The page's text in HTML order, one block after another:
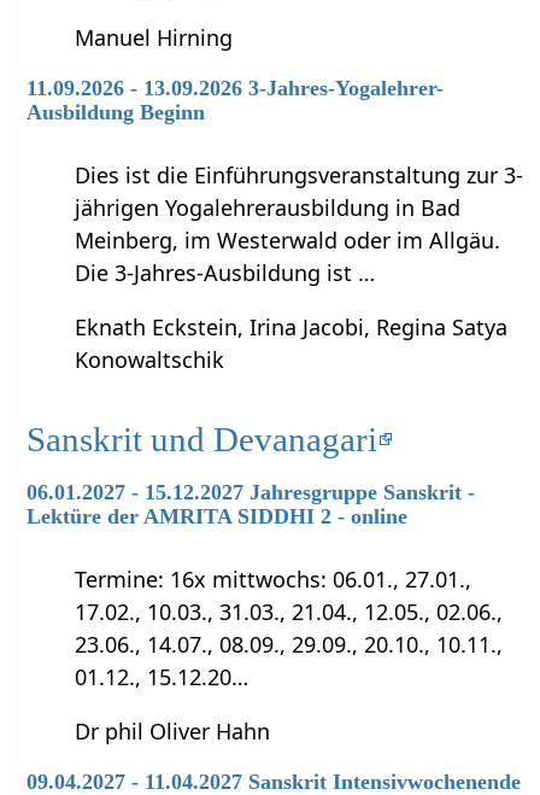
Manuel Hirning
11.09.2026 - 13.09.2026 3-Jahres-Yogalehrer-
Ausbildung Beginn
Dies ist die Einführungsveranstaltung zur 3-
jährigen Yogalehrerausbildung in Bad
Meinberg, im Westerwald oder im Allgäu.
Die 3-Jahres-Ausbildung ist …
Eknath Eckstein, Irina Jacobi, Regina Satya
Konowaltschik
Sanskrit und Devanagari
06.01.2027 - 15.12.2027 Jahresgruppe Sanskrit -
Lektüre der AMRITA SIDDHI 2 - online
Termine: 16x mittwochs: 06.01., 27.01.,
17.02., 10.03., 31.03., 21.04., 12.05., 02.06.,
23.06., 14.07., 08.09., 29.09., 20.10., 10.11.,
01.12., 15.12.20…
Dr phil Oliver Hahn
09.04.2027 - 11.04.2027 Sanskrit Intensivwochenende